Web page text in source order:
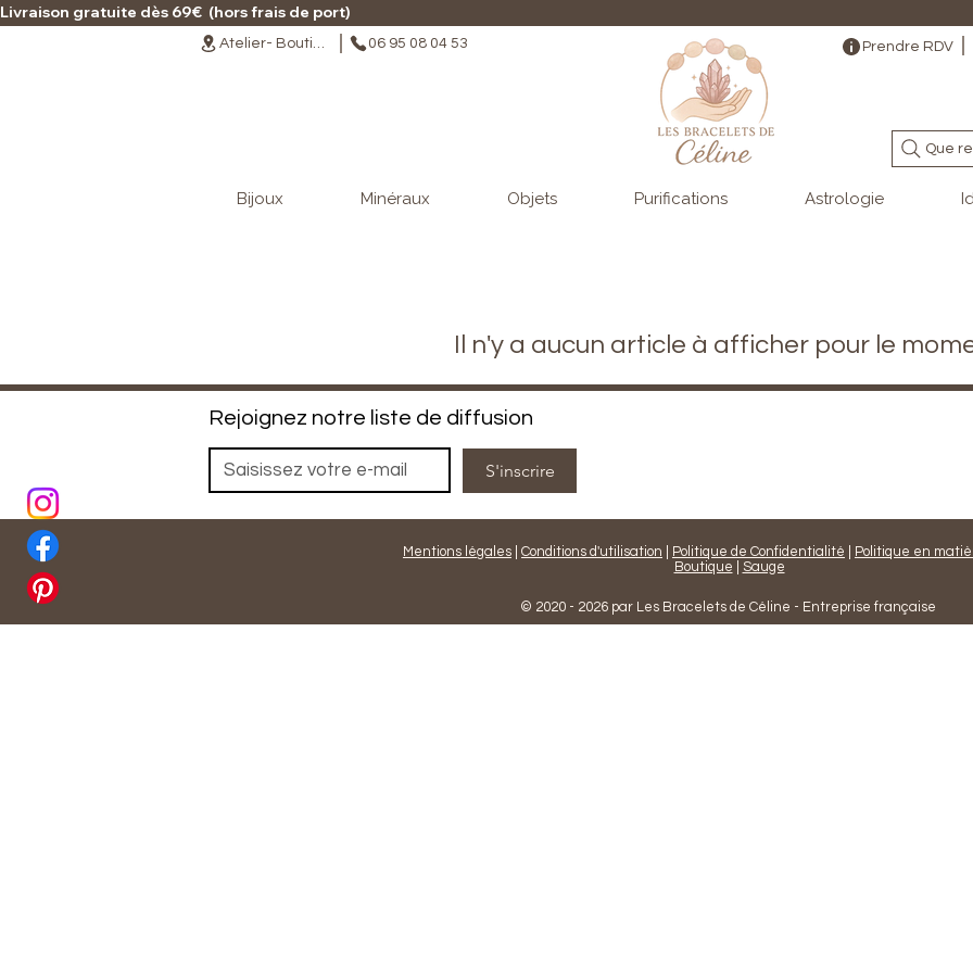
Livraison gratuite dès 69€
06 95 08 04 53 Prendre RDV
Que
Bijoux Minéraux Objets Purifications Astrologie
Il n'y a aucun article à afficher pour le
Rejoignez notre liste de diffusion
S'inscrire
Mentions légales Conditions d'utilisation Politique de Confidentialité
Politique en
Boutique
Sauge
© 2020 - 2026 par Les Bracelets de Céline - Entreprise française